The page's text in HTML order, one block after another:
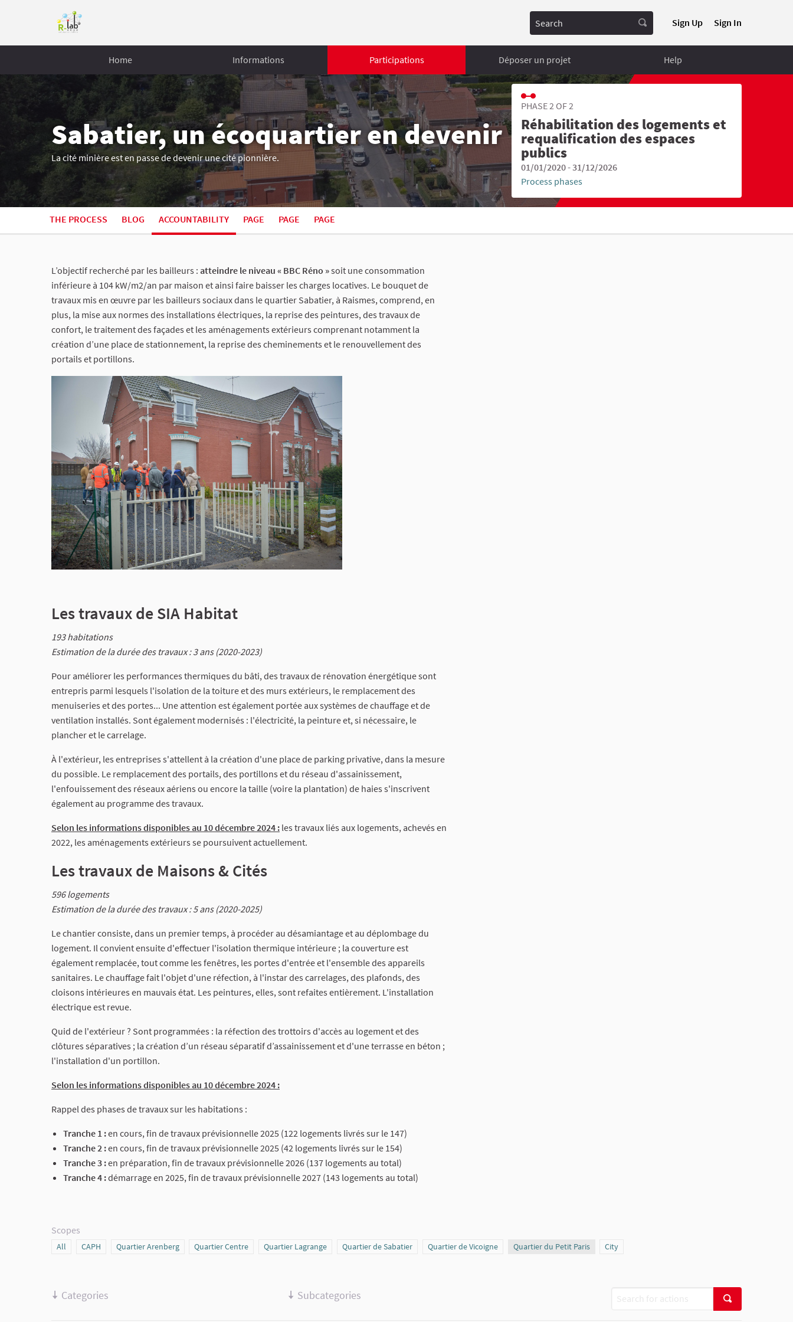
Sign Up Sign In
Home Informations Participations Déposer un projet Help
Sabatier, un écoquartier en devenir
La cité minière est en passe de devenir une cité pionnière.
PHASE 2 OF 2
Réhabilitation des logements et
requalification des espaces
publics
01/01/2020 - 31/12/2026
Process phases
THE PROCESS BLOG ACCOUNTABILITY PAGE PAGE PAGE
L’objectif recherché par les bailleurs : atteindre le niveau « BBC Réno »soit une consommation
inférieure à 104 kW/m2/an par maison et ainsi faire baisser les charges locatives. Le bouquet de
travaux mis en œuvre par les bailleurs sociaux dans le quartier Sabatier, à Raismes, comprend, en
plus, la mise aux normes des installations électriques, la reprise des peintures, des travaux de
confort, le traitement des façades et les aménagements extérieurs comprenant notamment la
création d’une place de stationnement, la reprise des cheminements et le renouvellement des
portails et portillons.
Les travaux de SIA Habitat
193 habitations
Estimation de la durée des travaux : 3 ans (2020-2023)
Pour améliorer les performances thermiques du bâti, des travaux de rénovation énergétique sont
entrepris parmi lesquels l'isolation de la toiture et des murs extérieurs, le remplacement des
menuiseries et des portes... Une attention est également portée aux systèmes de chauffage et de
ventilation installés. Sont également modernisés : l'électricité, la peinture et, si nécessaire, le
plancher et le carrelage.
À l'extérieur, les entreprises s'attellent à la création d'une place de parking privative, dans la mesure
du possible. Le remplacement des portails, des portillons et du réseau d'assainissement,
l'enfouissement des réseaux aériens ou encore la taille (voire la plantation) de haies s'inscrivent
également au programme des travaux.
Selon les informations disponibles au 10 décembre 2024 : les travaux liés aux logements, achevés en
2022, les aménagements extérieurs se poursuivent actuellement.
Les travaux de Maisons & Cités
596 logements
Estimation de la durée des travaux : 5 ans (2020-2025)
Le chantier consiste, dans un premier temps, à procéder au désamiantage et au déplombage du
logement. Il convient ensuite d'effectuer l'isolation thermique intérieure ; la couverture est
également remplacée, tout comme les fenêtres, les portes d'entrée et l'ensemble des appareils
sanitaires. Le chauffage fait l'objet d'une réfection, à l'instar des carrelages, des plafonds, des
cloisons intérieures en mauvais état. Les peintures, elles, sont refaites entièrement. L'installation
électrique est revue.
Quid de l'extérieur ? Sont programmées : la réfection des trottoirs d'accès au logement et des
clôtures séparatives ; la création d’un réseau séparatif d’assainissement et d'une terrasse en béton ;
l'installation d'un portillon.
Selon les informations disponibles au 10 décembre 2024 :
Rappel des phases de travaux sur les habitations :
Tranche 1 :en cours, fin de travaux prévisionnelle 2025 (122 logements livrés sur le 147)
Tranche 2 :en cours, fin de travaux prévisionnelle 2025 (42 logements livrés sur le 154)
Tranche 3 :en préparation, fin de travaux prévisionnelle 2026 (137 logements au total)
Tranche 4 :démarrage en 2025, fin de travaux prévisionnelle 2027 (143 logements au total)
Scopes
Scope
All Scope
CAPH Scope
Quartier Arenberg Scope
Quartier Centre Scope
Quartier Lagrange Scope
Quartier de Sabatier Scope
Quartier de Vicoigne Scope
Quartier du Petit Paris Scope
City
Categories Subcategories